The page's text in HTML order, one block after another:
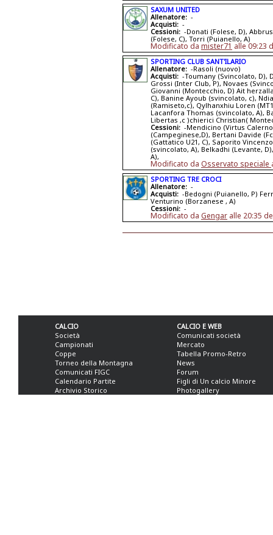
SAXUM UNITED
Allenatore: -
Acquisti: -
Cessioni: -Donati (Folese, D),
(Folese, C), Torri (Puianello, A)
Modificato da mister71 alle 09:23
SPORTING CLUB SANT'ILARIO
Allenatore: -Rasoli (nuovo)
Acquisti: -Toumany (Svincolato, D),
Grossi (Inter Club, P), Novaes
Giovanni (Montecchio, D) Ait
C), Banine Ayoub (svincolato, c),
(Ramiseto,c), Qylhanxhiu Loren
Lacanfora Thomas (svincolato, A),
Libertas ,c )chierici Christian(
Cessioni: -Mendicino (Virtus
(Campeginese,D), Bertani Davide
(Gattatico U21, C), Saporito
(svincolato, A), Belkadhi (Levante,
A),
Modificato da Osservato speciale
SPORTING TRE CROCI
Allenatore: -
Acquisti: -Bedogni (Puianello, P)
Venturino (Borzanese , A)
Cessioni: -
Modificato da Gengar alle 20:35
CALCIO
Società
Campionati
Coppe
Torneo della Montagna
Comunicati FIGC
Calendario Partite
Archivio Storico
CALCIO E WEB
Comunicati società
Mercato
Tabella Promo-Retro
News
Forum
Figli di Un calcio Minore
Photogallery